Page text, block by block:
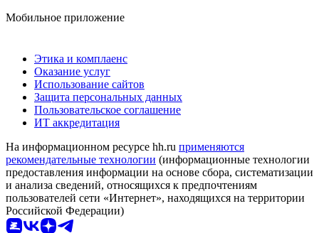
Мобильное приложение
Этика и комплаенс
Оказание услуг
Использование сайтов
Защита персональных данных
Пользовательское соглашение
ИТ аккредитация
На информационном ресурсе hh.ru применяются
рекомендательные технологии (информационные технологии
предоставления информации на основе сбора, систематизации
и анализа сведений, относящихся к предпочтениям
пользователей сети «Интернет», находящихся на территории
Российской Федерации)